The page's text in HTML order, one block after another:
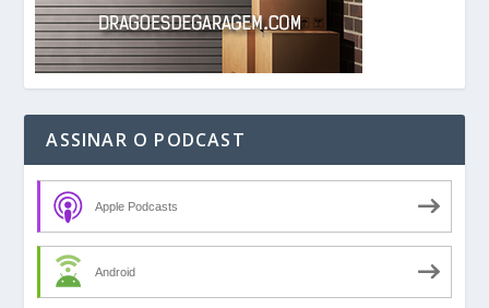
ASSINAR O PODCAST
Apple Podcasts
Android